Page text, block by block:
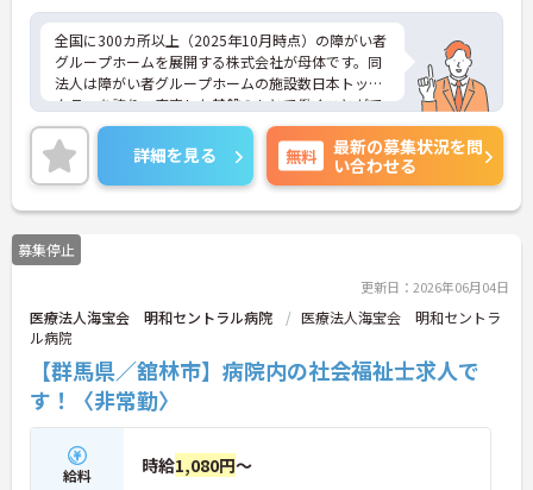
全国に300カ所以上（2025年10月時点）の障がい者
グループホームを展開する株式会社が母体です。同
法人は障がい者グループホームの施設数日本トップ
クラスを誇り、安定した基盤のもとで働くことがで
きます。 週2日～、勤務時間は調整可能、平日のみ
の勤務もご相談いただけます。子育て中の方も多数
活躍されているなど、ライフスタイルに合わせた柔
軟な働き方が実現できる環境です。20代から60代ま
で幅広い年代のスタッフが在籍しており、風通しの
良い職場です。キャリアアップを目指す方には、正
社員登用制度も用意されています。資格を活かし、
ャリアを築きたい方におすすめです。 ご興味のある
方は詳細等をお伝えしますので、お気軽にお問い合
わせください。
詳細を見る 無料
最新の募集状況を問
い合わせる
募集停止
更新日：2026年06月04日
医療法人海宝会 明和セントラル病院
医療法人海宝会 明和セントラ
ル病院
【群馬県／舘林市】病院内の社会福祉士求人で
す！〈非常勤〉
給料 時給1,080円～